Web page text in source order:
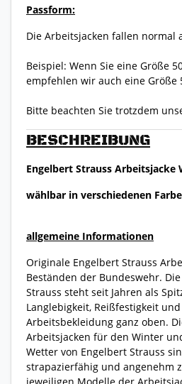
BESCHREIBUNG
Engelbert Strauss Arbeitsjacke
wählbar in verschiedenen
allgemeine Informationen
Originale Engelbert Strauss
Beständen der Bundeswehr.
Strauss steht seit Jahren als
Langlebigkeit, Reißfestigkeit
Arbeitsbekleidung ganz oben.
Arbeitsjacken für den Winter
Wetter von Engelbert Strauss
strapazierfähig und angenehm
jeweiligen Modelle der
Passform:
Die Arbeitsjacken fallen normal
Beispiel: Wenn Sie eine Größe
empfehlen wir auch eine Größe
Bitte beachten Sie trotzdem